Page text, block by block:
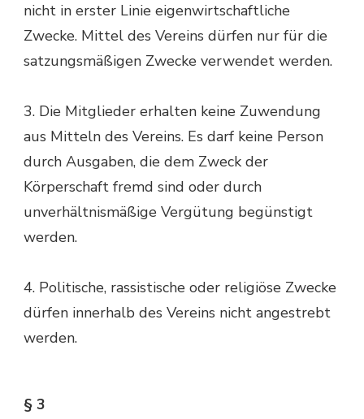
nicht in erster Linie eigenwirtschaftliche
Zwecke. Mittel des Vereins dürfen nur für die
satzungsmäßigen Zwecke verwendet werden.
3. Die Mitglieder erhalten keine Zuwendung
aus Mitteln des Vereins. Es darf keine Person
durch Ausgaben, die dem Zweck der
Körperschaft fremd sind oder durch
unverhältnismäßige Vergütung begünstigt
werden.
4. Politische, rassistische oder religiöse Zwecke
dürfen innerhalb des Vereins nicht angestrebt
werden.
§ 3